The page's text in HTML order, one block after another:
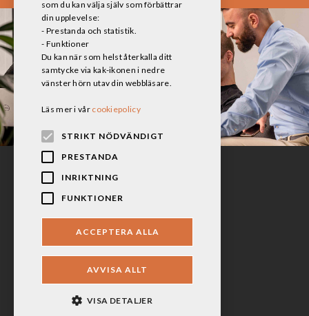
som du kan välja själv som förbättrar
din upplevelse:
- Prestanda och statistik.
- Funktioner
Du kan när som helst återkalla ditt
samtycke via kak-ikonen i nedre
vänster hörn utav din webbläsare.
Läs mer i vår cookiepolicy
STRIKT NÖDVÄNDIGT
PRESTANDA
INRIKTNING
FUNKTIONER
ACCEPTERA ALLA
AVVISA ALLT
VISA DETALJER